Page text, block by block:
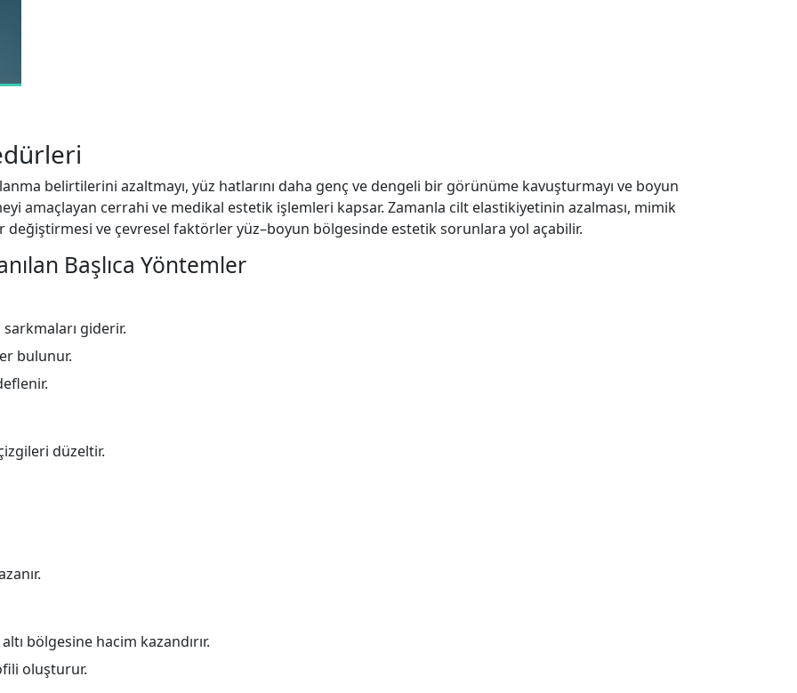
belirtilerini azaltmayı, yüz hatlarını daha genç ve dengeli bir görünüme kavuşturmayı ve boyun
amaçlayan cerrahi ve medikal estetik işlemleri kapsar. Zamanla cilt elastikiyetinin azalması, mimik
ve çevresel faktörler yüz–boyun bölgesinde estetik sorunlara yol açabilir.
Başlıca Yöntemler
giderir.
bulunur.
düzeltir.
bölgesine hacim kazandırır.
oluşturur.